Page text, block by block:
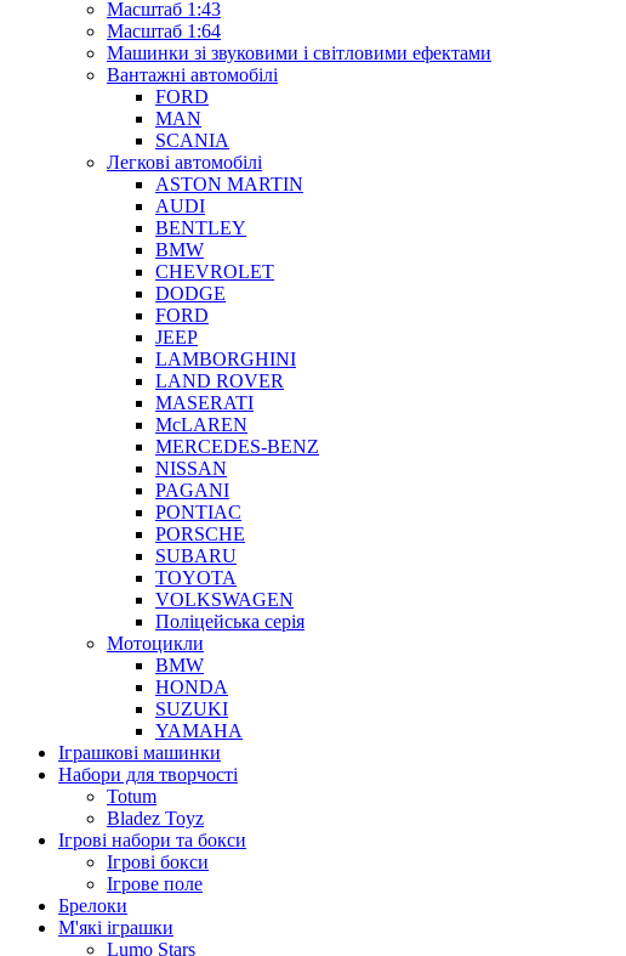
Масштаб 1:43
Масштаб 1:64
Машинки зі звуковими і світловими ефектами
Вантажні автомобілі
FORD
MAN
SCANIA
Легкові автомобілі
ASTON MARTIN
AUDI
BENTLEY
BMW
CHEVROLET
DODGE
FORD
JEEP
LAMBORGHINI
LAND ROVER
MASERATI
McLAREN
MERCEDES-BENZ
NISSAN
PAGANI
PONTIAC
PORSCHE
SUBARU
TOYOTA
VOLKSWAGEN
Поліцейська серія
Мотоцикли
BMW
HONDA
SUZUKI
YAMAHA
Іграшкові машинки
Набори для творчості
Totum
Bladez Toyz
Ігрові набори та бокси
Ігрові бокси
Ігрове поле
Брелоки
М'які іграшки
Lumo Stars